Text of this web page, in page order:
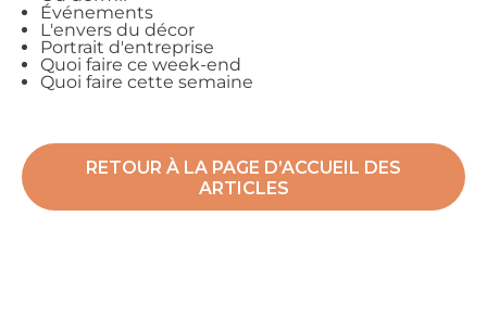
Événements
L'envers du décor
Portrait d'entreprise
Quoi faire ce week-end
Quoi faire cette semaine
RETOUR À LA PAGE D’ACCUEIL DES
ARTICLES